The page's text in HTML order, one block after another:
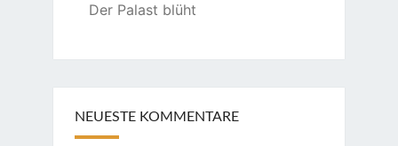
Der Palast blüht
NEUESTE KOMMENTARE